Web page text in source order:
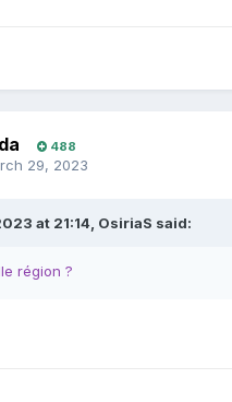
488
29, 2023
at 21:14, OsiriaS said:
région ?